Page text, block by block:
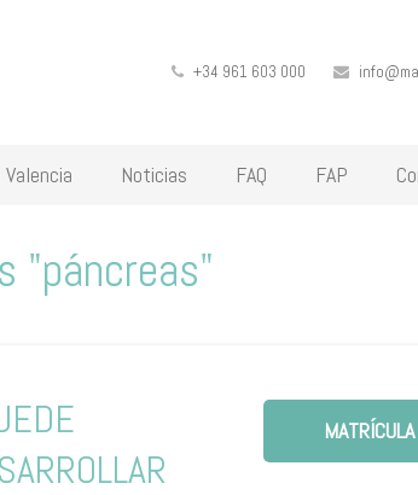
+34 961 603 000
Noticias FAQ FAP
"páncreas"